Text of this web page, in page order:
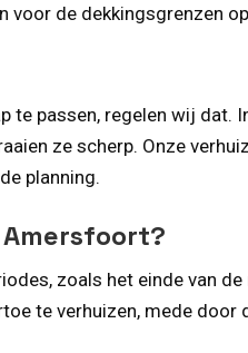
voor de dekkingsgrenzen
te passen, regelen wij dat.
ze scherp. Onze
planning.
zoals het einde van
te verhuizen, mede door